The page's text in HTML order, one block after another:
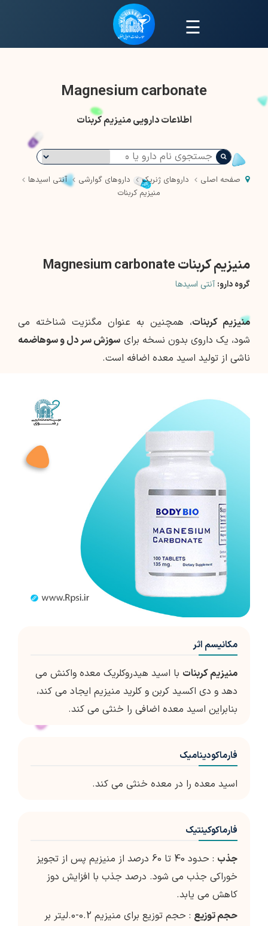
☰
Magnesium carbonate
اطلاعات دارویی منیزیم کربنات
صفحه اصلی داروهای ژنریک داروهای گوارشی
آنتی اسیدها
منیزیم کربنات
منیزیم کربنات Magnesium carbonate
گروه دارو: آنتی اسیدها
منیزیم کربنات، همچنین به عنوان مگنزیت شناخته می
شود، یک داروی بدون نسخه برای سوزش سر دل و سوهاضمه
ناشی از تولید اسید معده اضافه است.
مکانیسم اثر
منیزیم کربنات با اسید هیدروکلریک معده واکنش می
دهد و دی اکسید کربن و کلرید منیزیم ایجاد می کند،
بنابراین اسید معده اضافی را خنثی می کند.
فارماکودینامیک
اسید معده را در معده خنثی می کند.
فارماکوکینتیک
جذب
: حدود 40 تا 60 درصد از منیزیم پس از تجویز
خوراکی جذب می شود. درصد جذب با افزایش دوز
کاهش می یابد.
حجم توزیع
: حجم توزیع برای منیزیم 0.2-0.لیتر بر